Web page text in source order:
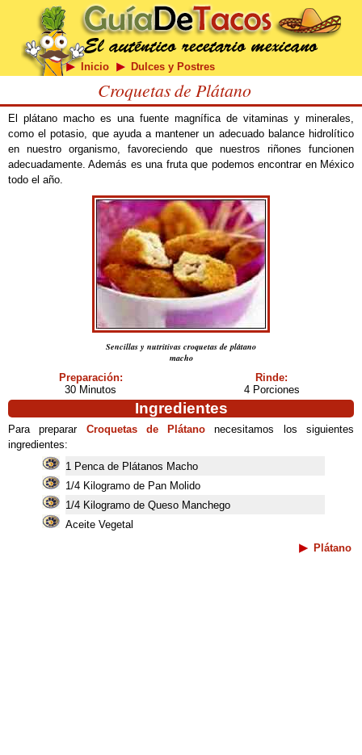
Inicio Dulces y Postres
Croquetas de Plátano
El plátano macho es una fuente magnífica de vitaminas y minerales,
como el potasio, que ayuda a mantener un adecuado balance hidrolítico
en nuestro organismo, favoreciendo que nuestros riñones funcionen
adecuadamente. Además es una fruta que podemos encontrar en México
todo el año.
Sencillas y nutritivas croquetas de plátano
macho
Preparación:
30 Minutos
Rinde:
4 Porciones
Ingredientes
Para preparar Croquetas de Plátano necesitamos los siguientes
ingredientes:
1 Penca de Plátanos Macho
1/4 Kilogramo de Pan Molido
1/4 Kilogramo de Queso Manchego
Aceite Vegetal
Plátano